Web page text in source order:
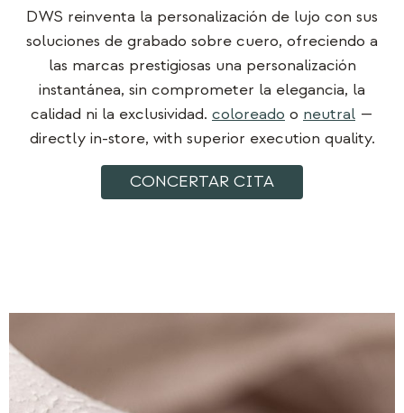
DWS reinventa la personalización de lujo con sus
soluciones de grabado sobre cuero, ofreciendo a
las marcas prestigiosas una personalización
instantánea, sin comprometer la elegancia, la
calidad ni la exclusividad. coloreado o neutral —
directly in-store, with superior execution quality.
CONCERTAR CITA